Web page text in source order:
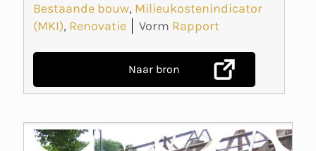
Bestaande bouw, Milieukostenindicator
(MKI), Renovatie Vorm Rapport
Naar bron